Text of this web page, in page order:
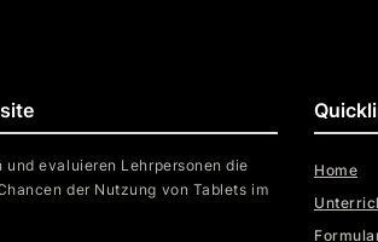
und evaluieren Lehrpersonen die
der Nutzung von Tablets im
Home